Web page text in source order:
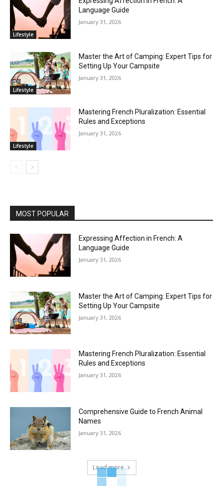
Lifestyle
Language Guide
January 31, 2026
Lifestyle
Master the Art of Camping: Expert Tips for
Setting Up Your Campsite
January 31, 2026
Lifestyle
Mastering French Pluralization: Essential
Rules and Exceptions
January 31, 2026
MOST POPULAR
Expressing Affection in French: A
Language Guide
January 31, 2026
Master the Art of Camping: Expert Tips for
Setting Up Your Campsite
January 31, 2026
Mastering French Pluralization: Essential
Rules and Exceptions
January 31, 2026
Comprehensive Guide to French Animal
Names
January 31, 2026
Load more